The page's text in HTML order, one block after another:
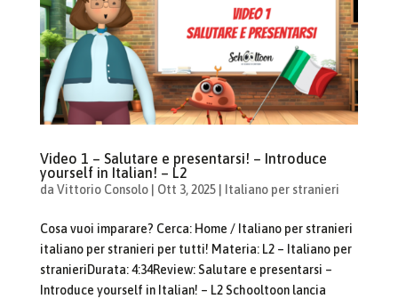
Video 1 – Salutare e presentarsi! – Introduce
yourself in Italian! – L2
da Vittorio Consolo| Ott 3, 2025| Italiano per stranieri
Cosa vuoi imparare? Cerca: Home / Italiano per stranieri
italiano per stranieri per tutti! Materia: L2 – Italiano per
stranieriDurata: 4:34Review: Salutare e presentarsi –
Introduce yourself in Italian! – L2 Schooltoon lancia